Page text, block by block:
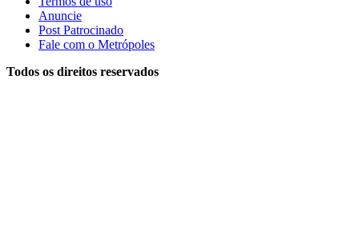
Anuncie
Post Patrocinado
Fale com o Metrópoles
Todos os direitos reservados